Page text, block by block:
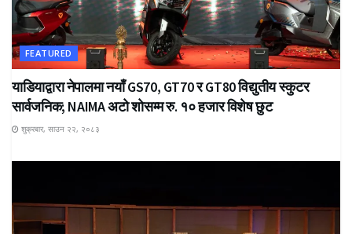
FEATURED
याडियाद्वारा नेपालमा नयाँ GS70, GT70 र GT80 विद्युतीय स्कुटर
सार्वजनिक; NAIMA अटो शोसम्म रु. १० हजार विशेष छुट
शुक्रबार, साउन २२, २०८३